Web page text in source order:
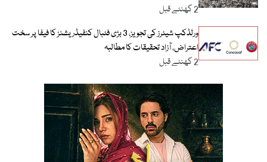
2 گھنٹے قبل
ورلڈکپ شیئرز کی تجویز، 3 بڑی فٹبال کنفیڈریشنز کا فیفا پر سخت
اعتراض، آزاد تحقیقات کا مطالبہ
2 گھنٹے قبل